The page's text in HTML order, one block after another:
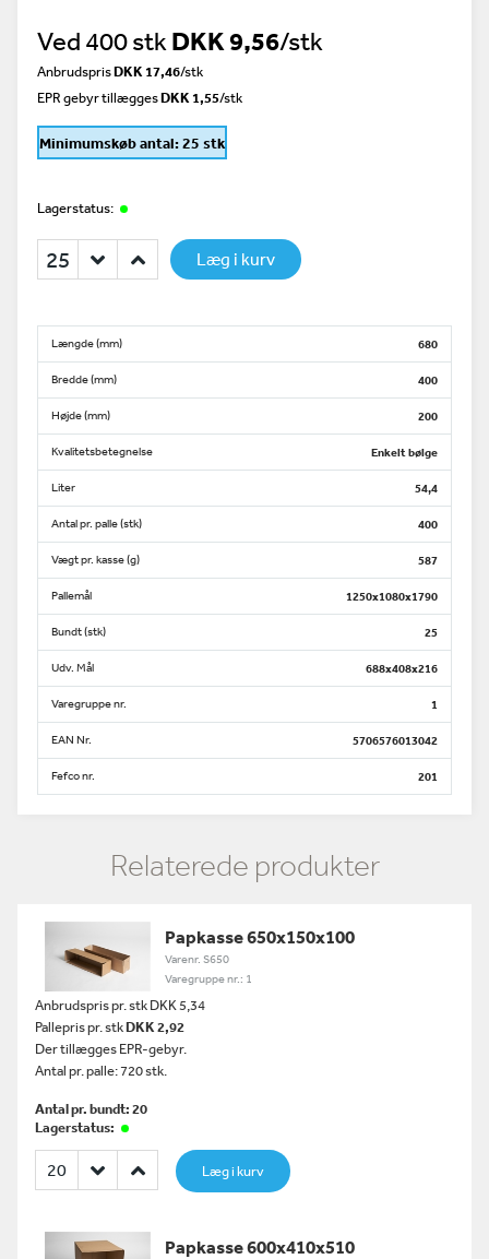
Ved 400 stk DKK 9,56/stk
AnbrudsprisDKK 17,46/stk
EPR gebyr tillæggesDKK 1,55/stk
Minimumskøb antal: 25 stk
Lagerstatus:
Læg i kurv
Længde (mm) 680
Bredde (mm) 400
Højde (mm) 200
Kvalitetsbetegnelse Enkelt bølge
Liter 54,4
Antal pr. palle (stk) 400
Vægt pr. kasse (g) 587
Pallemål 1250x1080x1790
Bundt (stk) 25
Udv. Mål 688x408x216
Varegruppe nr. 1
EAN Nr. 5706576013042
Fefco nr. 201
Relaterede produkter
Papkasse 650x150x100
Varenr. S650
Varegruppe nr.: 1
Anbrudspris pr. stk DKK 5,34
Pallepris pr. stkDKK 2,92
Der tillægges EPR-gebyr.
Antal pr. palle: 720 stk.
Antal pr. bundt: 20
Lagerstatus:
Læg i kurv
Papkasse 600x410x510